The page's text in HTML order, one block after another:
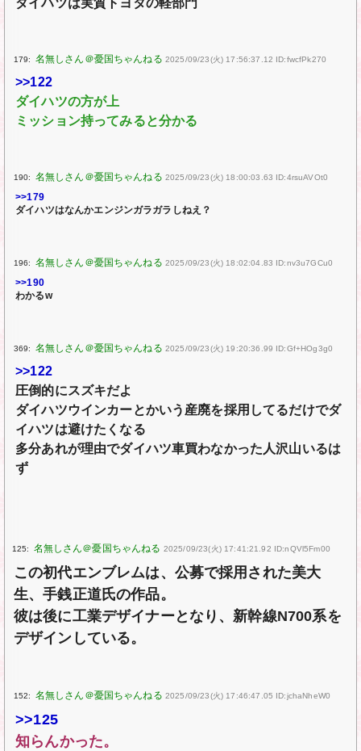
ダイハツは実質トヨタの軽部門
179: 2025/09/23(火) 17:56:37.12 ID:fwcfPk270
>>122
ダイハツの方が上
ミッション持ってみると分かる
190: 2025/09/23(火) 18:00:03.63 ID:4rsuAVOt0
>>179
ダイハツはなんかエンジンガラガラしねえ？
196: 2025/09/23(火) 18:02:04.83 ID:nv3u7GCu0
>>190
わかるw
369: 2025/09/23(火) 19:20:36.99 ID:Gf+HOg3g0
>>122
圧倒的にスズキだよ
ダイハツウインカーとかいう産廃を採用してるだけでダ
イハツは避けたくなる
多分あれが理由でダイハツ車買わなかった人沢山いるは
ず
125: 2025/09/23(火) 17:41:21.92 ID:nQVl5Fm00
この初代エンブレムは、公募で採用された美大
生、手銭正道氏の作品。
彼は後に工業デザイナーとなり、新幹線N700系を
デザインしている。
152: 2025/09/23(火) 17:46:47.05 ID:jchaNheW0
>>125
知らんかった。